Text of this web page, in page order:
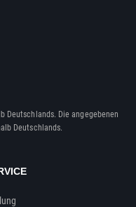
Deutschlands. Die angegebenen
Deutschlands.